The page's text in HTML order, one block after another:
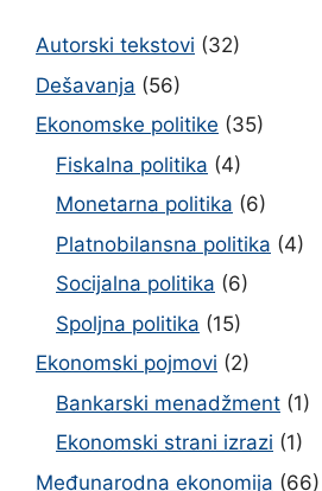
Autorski tekstovi (32)
Dešavanja (56)
Ekonomske politike (35)
Fiskalna politika (4)
Monetarna politika (6)
Platnobilansna politika (4)
Socijalna politika (6)
Spoljna politika (15)
Ekonomski pojmovi (2)
Bankarski menadžment (1)
Ekonomski strani izrazi (1)
Međunarodna ekonomija (66)